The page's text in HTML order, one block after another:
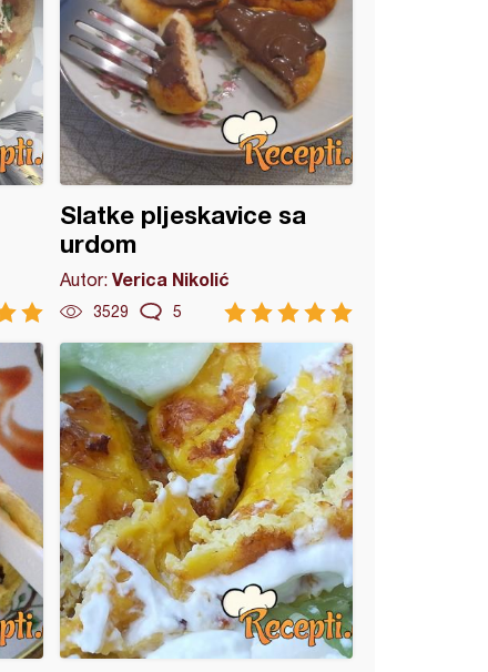
Slatke pljeskavice sa
urdom
Autor:Verica Nikolić
3529 5